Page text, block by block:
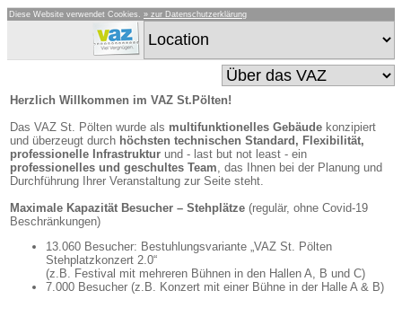
Diese Website verwendet Cookies. » zur Datenschutzerklärung
Herzlich Willkommen im VAZ St.Pölten!
Das VAZ St. Pölten wurde als multifunktionelles Gebäude konzipiert
und überzeugt durch höchsten technischen Standard, Flexibilität,
professionelle Infrastruktur und - last but not least - ein
professionelles und geschultes Team, das Ihnen bei der Planung und
Durchführung Ihrer Veranstaltung zur Seite steht.
Maximale Kapazität Besucher – Stehplätze (regulär, ohne Covid-19
Beschränkungen)
13.060 Besucher: Bestuhlungsvariante „VAZ St. Pölten
Stehplatzkonzert 2.0“
(z.B. Festival mit mehreren Bühnen in den Hallen A, B und C)
7.000 Besucher (z.B. Konzert mit einer Bühne in der Halle A & B)